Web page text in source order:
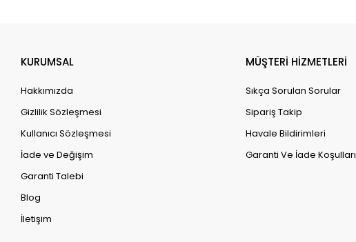
KURUMSAL
Hakkımızda
Gizlilik Sözleşmesi
Kullanıcı Sözleşmesi
İade ve Değişim
Garanti Talebi
Blog
İletişim
MÜŞTERİ HİZMETLERİ
Sıkça Sorulan Sorular
Sipariş Takip
Havale Bildirimleri
Garanti Ve İade Koşulları